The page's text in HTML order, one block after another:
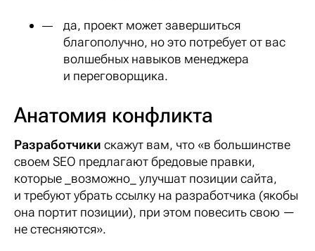
да, проект может завершиться
благополучно, но это потребует от вас
волшебных навыков менеджера
и переговорщика.
Анатомия конфликта
Разработчики скажут вам, что «в большинстве
своем SEO предлагают бредовые правки,
которые _возможно_ улучшат позиции сайта,
и требуют убрать ссылку на разработчика (якобы
она портит позиции), при этом повесить свою —
не стесняются».